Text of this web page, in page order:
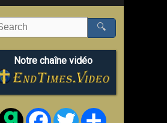
🔍
Notre chaîne vidéo
FacebookTwitter